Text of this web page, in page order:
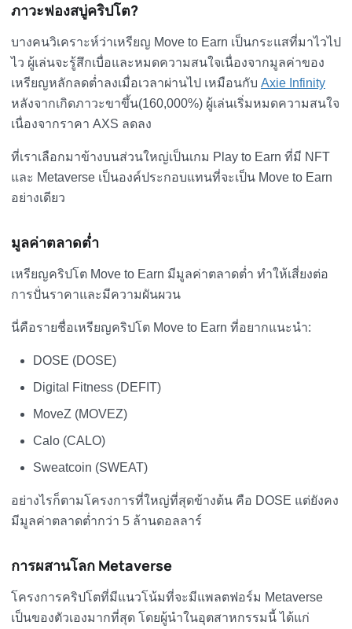
ภาวะฟองสบู่คริปโต?
บางคนวิเคราะห์ว่าเหรียญ Move to Earn เป็นกระแสที่มาไวไป
ไว ผู้เล่นจะรู้สึกเบื่อและหมดความสนใจเนื่องจากมูลค่าของ
เหรียญหลักลดต่ำลงเมื่อเวลาผ่านไป เหมือนกับ Axie Infinity
หลังจากเกิดภาวะขาขึ้น(160,000%) ผู้เล่นเริ่มหมดความสนใจ
เนื่องจากราคา AXS ลดลง
ที่เราเลือกมาข้างบนส่วนใหญ่เป็นเกม Play to Earn ที่มี NFT
และ Metaverse เป็นองค์ประกอบแทนที่จะเป็น Move to Earn
อย่างเดียว
มูลค่าตลาดต่ำ
เหรียญคริปโต Move to Earn มีมูลค่าตลาดต่ำ ทำให้เสี่ยงต่อ
การปั่นราคาและมีความผันผวน
นี่คือรายชื่อเหรียญคริปโต Move to Earn ที่อยากแนะนำ:
DOSE (DOSE)
Digital Fitness (DEFIT)
MoveZ (MOVEZ)
Calo (CALO)
Sweatcoin (SWEAT)
อย่างไรก็ตามโครงการที่ใหญ่ที่สุดข้างต้น คือ DOSE แต่ยังคง
มีมูลค่าตลาดต่ำกว่า 5 ล้านดอลลาร์
การผสานโลก Metaverse
โครงการคริปโตที่มีแนวโน้มที่จะมีแพลตฟอร์ม Metaverse
เป็นของตัวเองมากที่สุด โดยผู้นำในอุตสาหกรรมนี้ ได้แก่